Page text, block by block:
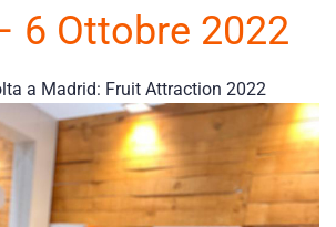
6 Ottobre 2022
a Madrid: Fruit Attraction 2022